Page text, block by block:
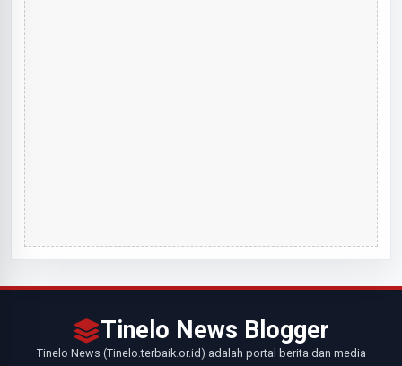
Tinelo News Blogger
Tinelo News (Tinelo.terbaik.or.id) adalah portal berita dan media